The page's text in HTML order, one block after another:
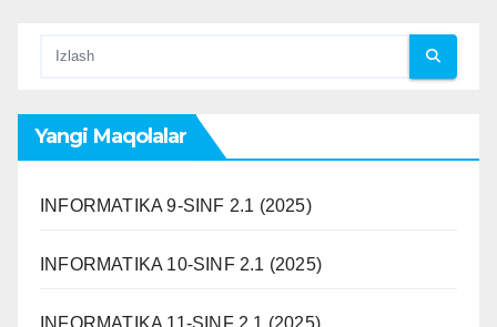
Yangi Maqolalar
INFORMATIKA 9-SINF 2.1 (2025)
INFORMATIKA 10-SINF 2.1 (2025)
INFORMATIKA 11-SINF 2.1 (2025)